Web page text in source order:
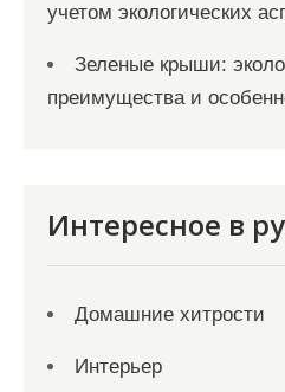
учетом экологических
Зеленые крыши:
преимущества и
Интересное в
Домашние хитрости
Интерьер